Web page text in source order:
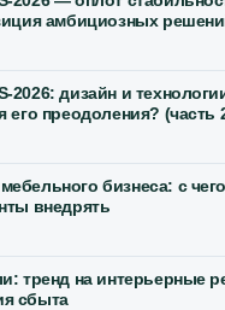
амбициозных
2026: дизайн и
его преодоления? (часть
бизнеса: с
внедрять
тренд на интерьерные
сбыта